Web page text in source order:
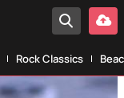
Rock Classics